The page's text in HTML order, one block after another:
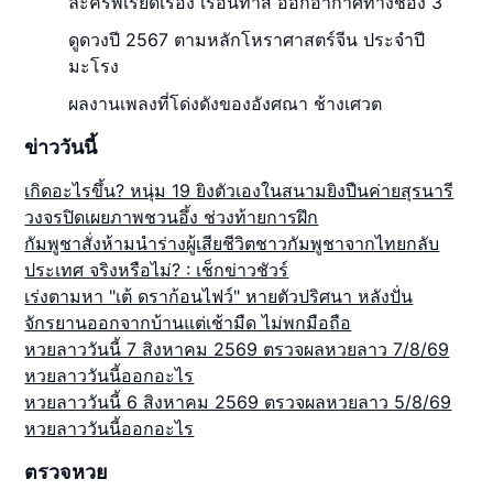
ดูดวงปี 2567 ตามหลักโหราศาสตร์จีน ประจำปี
มะโรง
ผลงานเพลงที่โด่งดังของอังศณา ช้างเศวต
ข่าววันนี้
เกิดอะไรขึ้น? หนุ่ม 19 ยิงตัวเองในสนามยิงปืนค่ายสุรนารี
วงจรปิดเผยภาพชวนอึ้ง ช่วงท้ายการฝึก
กัมพูชาสั่งห้ามนำร่างผู้เสียชีวิตชาวกัมพูชาจากไทยกลับ
ประเทศ จริงหรือไม่? : เช็กข่าวชัวร์
เร่งตามหา "เต้ ดราก้อนไฟว์" หายตัวปริศนา หลังปั่น
จักรยานออกจากบ้านแต่เช้ามืด ไม่พกมือถือ
หวยลาววันนี้ 7 สิงหาคม 2569 ตรวจผลหวยลาว 7/8/69
หวยลาววันนี้ออกอะไร
หวยลาววันนี้ 6 สิงหาคม 2569 ตรวจผลหวยลาว 5/8/69
หวยลาววันนี้ออกอะไร
ตรวจหวย